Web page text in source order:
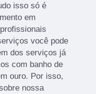
isso só é
em
você pode
dos serviços já
com banho de
ouro. Por isso,
nossa